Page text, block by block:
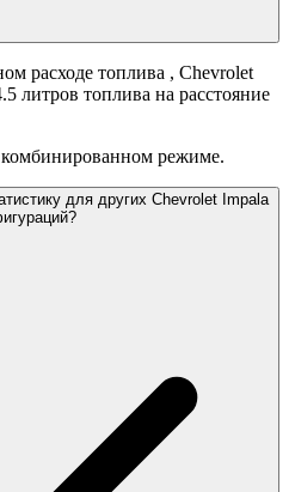
расходе топлива , Chevrolet
литров топлива на расстояние
режиме.
для других Chevrolet Impala